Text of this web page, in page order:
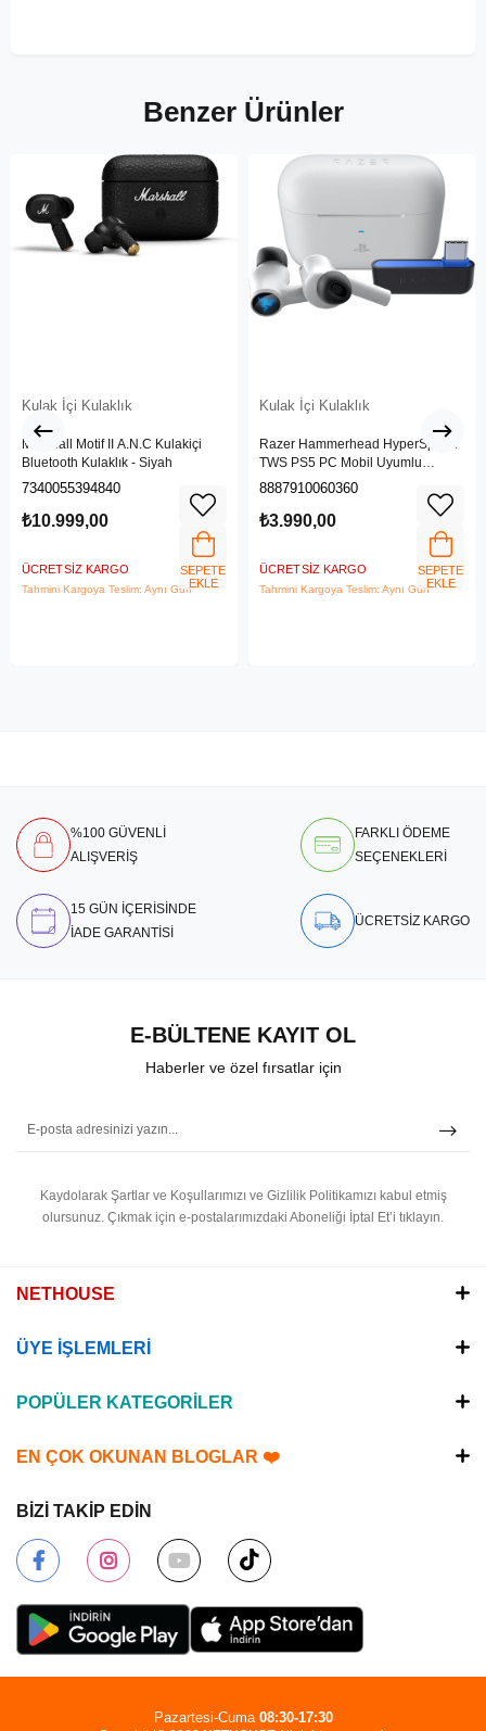
Benzer Ürünler
Kulak İçi Kulaklık
Marshall Motif II A.N.C Kulakiçi
Bluetooth Kulaklık - Siyah
7340055394840
₺10.999,00
ÜCRETSIZ KARGO
Tahmini Kargoya Teslim: Aynı Gün
SEPETE
EKLE
Kulak İçi Kulaklık
Razer Hammerhead HyperSpeed
TWS PS5 PC Mobil Uyumlu
Kablosuz Gaming Kulaklık RZ12-
8887910060360
₺3.990,00
ÜCRETSIZ KARGO
Tahmini Kargoya Teslim: Aynı Gün
SEPETE
EKLE
%100 GÜVENLİ
ALIŞVERİŞ
FARKLI ÖDEME
SEÇENEKLERİ
15 GÜN İÇERİSİNDE
İADE GARANTİSİ
ÜCRETSİZ KARGO
E-BÜLTENE KAYIT OL
Haberler ve özel fırsatlar için
Kaydolarak Şartlar ve Koşullarımızı ve Gizlilik Politikamızı kabul etmiş
olursunuz. Çıkmak için e-postalarımızdaki Aboneliği İptal Et’i tıklayın.
NETHOUSE
ÜYE İŞLEMLERİ
POPÜLER KATEGORİLER
EN ÇOK OKUNAN BLOGLAR ❤️
BİZİ TAKİP EDİN
Pazartesi-Cuma 08:30-17:30